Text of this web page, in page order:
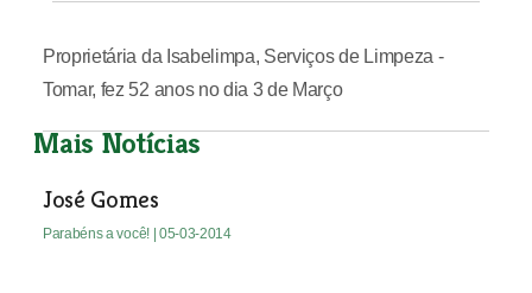
Proprietária da Isabelimpa, Serviços de Limpeza -
Tomar, fez 52 anos no dia 3 de Março
Mais Notícias
José Gomes
Parabéns a você! | 05-03-2014